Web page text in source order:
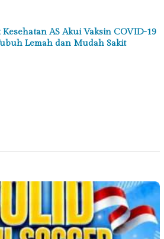
Kesehatan AS Akui Vaksin COVID-19
Lemah dan Mudah Sakit